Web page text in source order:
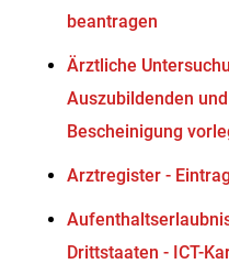
beantragen
Ärztliche
Auszubildenden
Bescheinigung
Arztregister -
Drittstaaten - ICT-